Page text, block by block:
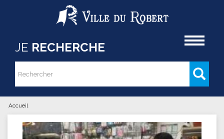
Aller au contenu principal
JE RECHERCHE
Formulaire de recherche
Rechercher
Vous êtes ici
Accueil